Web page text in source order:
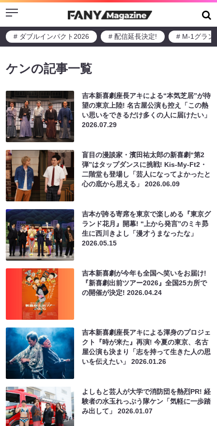
Menu
# ダブルインパクト2026 # 配信延長決定! # M-1グラン
ケンの記事一覧
吉本新喜劇座長アキによる“本気芝居”が待
望の東京上陸! 名古屋公演も控え「この熱
い思いをできるだけ多くの人に届けたい」
2026.07.29
盲目の漫談家・濱田祐太郎の新喜劇“第2
弾”はタップダンスに挑戦! Kis-My-Ft2・
二階堂も登場し「芸人になってよかったと
心の底から思える」2026.06.09
吉本が誇る寄席を東京で楽しめる『東京グ
ランド花月』開幕! “上から発言”のミキ昴
生に西川きよし「漫才うまなったな」
2026.05.15
吉本新喜劇が今年も全国へ笑いをお届け!
『新喜劇出前ツアー2026』全国25カ所で
の開催が決定!2026.04.24
吉本新喜劇座長アキによる渾身のプロジェ
クト『時が来た』再演! 今夏の東京、名古
屋公演も決まり「志を持って生きた人の思
いを伝えたい」2026.01.26
よしもと芸人が大学で消防団を熱烈PR! 経
験者の水玉れっぷう隊ケン「気軽に一歩踏
み出して」2026.01.07